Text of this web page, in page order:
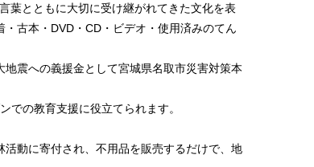
葉とともに大切に受け継がれてきた文化を表
古本・DVD・CD・ビデオ・使用済みのてん
震への義援金として宮城県名取市災害対策本
での教育支援に役立てられます。
動に寄付され、不用品を販売するだけで、地